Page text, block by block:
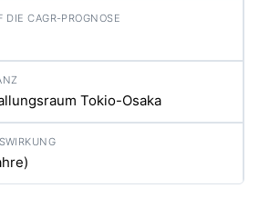
Tokio-Osaka